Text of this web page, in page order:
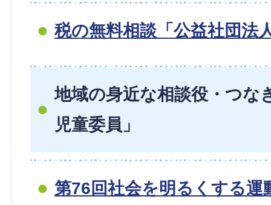
税の無料相談「公益社団法
地域の身近な相談役・つな
児童委員」
第76回社会を明るくする運